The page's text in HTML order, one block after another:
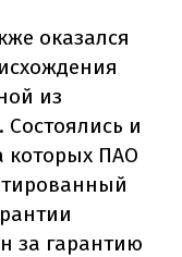
оказался
из
и
которых ПАО
за гарантию